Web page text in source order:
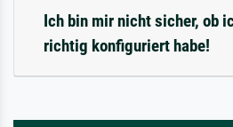
Ich bin mir nicht sicher, ob
richtig konfiguriert habe!